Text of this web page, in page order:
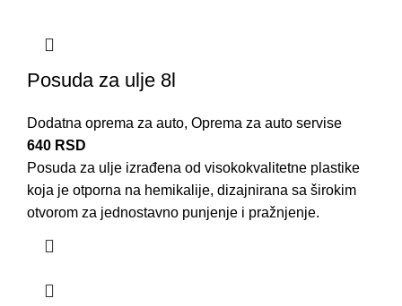
Posuda za ulje 8l
Dodatna oprema za auto, Oprema za auto servise
640 RSD
Posuda za ulje izrađena od visokokvalitetne plastike
koja je otporna na hemikalije, dizajnirana sa širokim
otvorom za jednostavno punjenje i pražnjenje.